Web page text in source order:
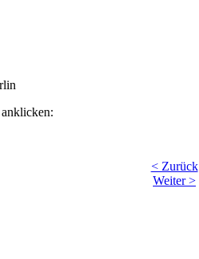
< Zurück
Weiter >